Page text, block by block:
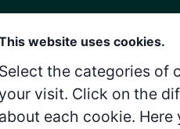
website uses cookies.
Select the categories of
visit. Click on the
about each cookie.